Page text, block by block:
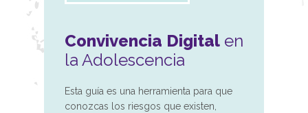
Convivencia Digital en
la Adolescencia
Esta guía es una herramienta para que
conozcas los riesgos que existen,